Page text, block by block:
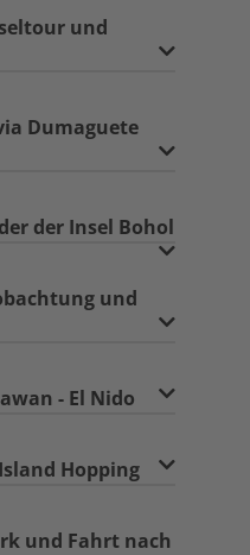
und
Dumaguete
der Insel Bohol
und
- El Nido
Hopping
und Fahrt nach